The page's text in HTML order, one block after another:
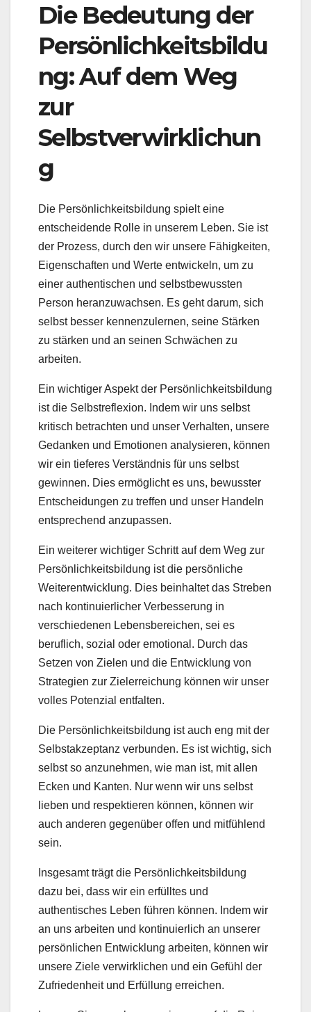
Die Bedeutung der
Persönlichkeitsbildu
ng: Auf dem Weg
zur
Selbstverwirklichun
g
Die Persönlichkeitsbildung spielt eine
entscheidende Rolle in unserem Leben. Sie ist
der Prozess, durch den wir unsere Fähigkeiten,
Eigenschaften und Werte entwickeln, um zu
einer authentischen und selbstbewussten
Person heranzuwachsen. Es geht darum, sich
selbst besser kennenzulernen, seine Stärken
zu stärken und an seinen Schwächen zu
arbeiten.
Ein wichtiger Aspekt der Persönlichkeitsbildung
ist die Selbstreflexion. Indem wir uns selbst
kritisch betrachten und unser Verhalten, unsere
Gedanken und Emotionen analysieren, können
wir ein tieferes Verständnis für uns selbst
gewinnen. Dies ermöglicht es uns, bewusster
Entscheidungen zu treffen und unser Handeln
entsprechend anzupassen.
Ein weiterer wichtiger Schritt auf dem Weg zur
Persönlichkeitsbildung ist die persönliche
Weiterentwicklung. Dies beinhaltet das Streben
nach kontinuierlicher Verbesserung in
verschiedenen Lebensbereichen, sei es
beruflich, sozial oder emotional. Durch das
Setzen von Zielen und die Entwicklung von
Strategien zur Zielerreichung können wir unser
volles Potenzial entfalten.
Die Persönlichkeitsbildung ist auch eng mit der
Selbstakzeptanz verbunden. Es ist wichtig, sich
selbst so anzunehmen, wie man ist, mit allen
Ecken und Kanten. Nur wenn wir uns selbst
lieben und respektieren können, können wir
auch anderen gegenüber offen und mitfühlend
sein.
Insgesamt trägt die Persönlichkeitsbildung
dazu bei, dass wir ein erfülltes und
authentisches Leben führen können. Indem wir
an uns arbeiten und kontinuierlich an unserer
persönlichen Entwicklung arbeiten, können wir
unsere Ziele verwirklichen und ein Gefühl der
Zufriedenheit und Erfüllung erreichen.